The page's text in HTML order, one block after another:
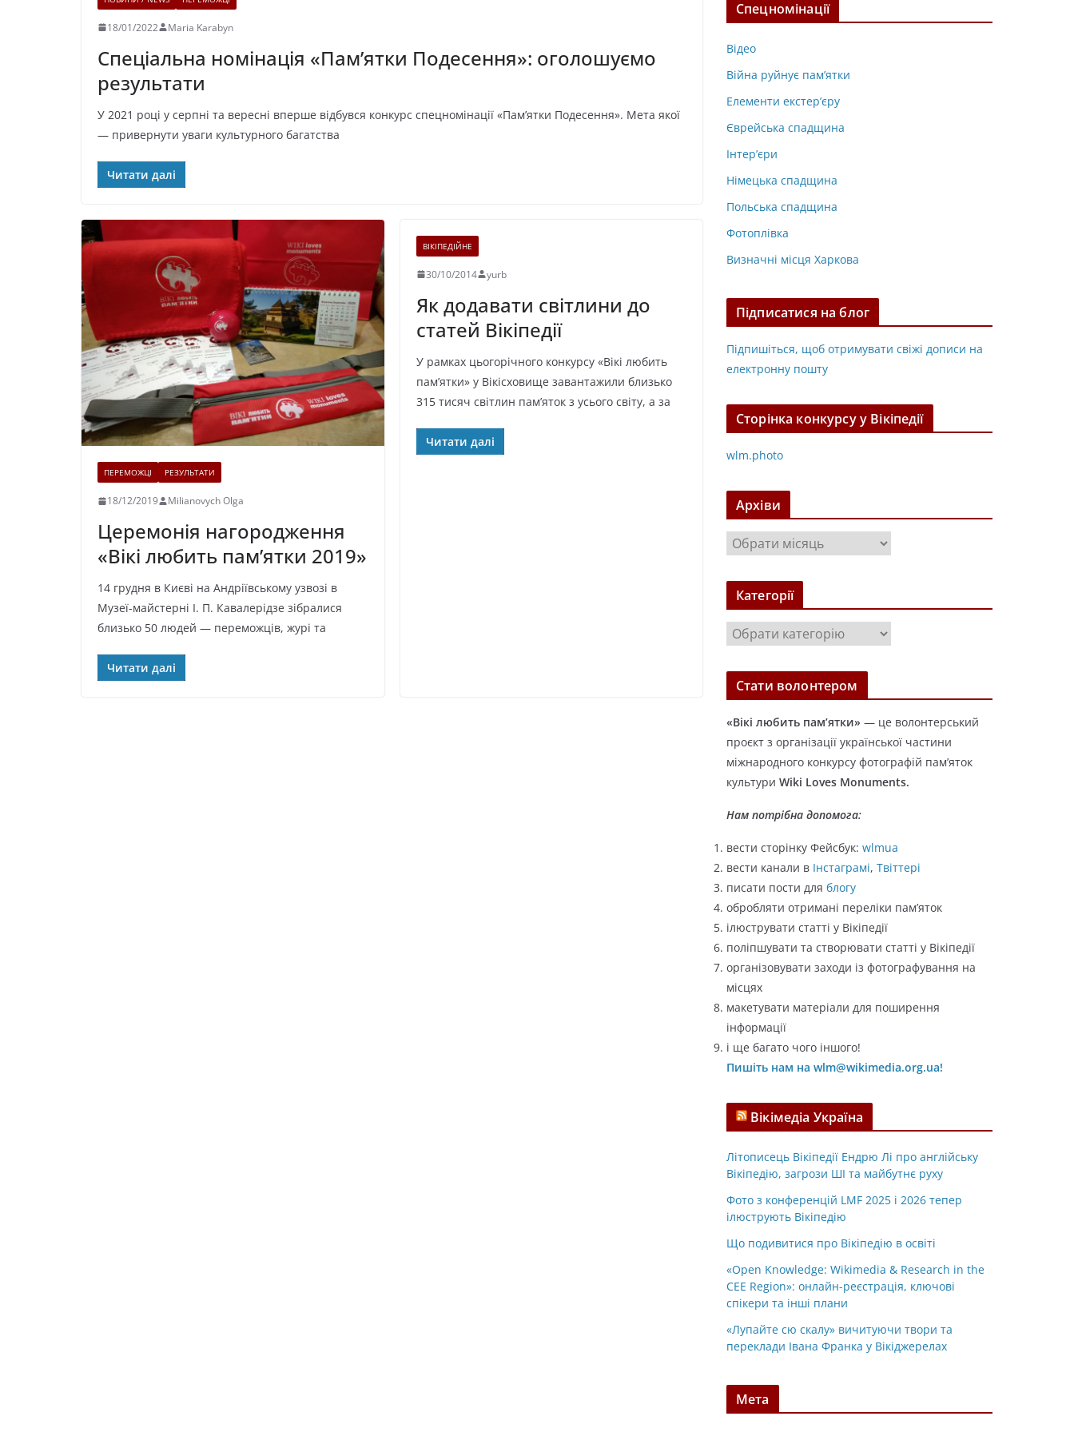
18/01/2022 Maria Karabyn
Спеціальна номінація «Пам’ятки Подесення»: оголошуємо
результати
У 2021 році у серпні та вересні вперше відбувся конкурс спецномінації «Пам’ятки Подесення». Мета якої
— привернути уваги культурного багатства
Читати далі
ПЕРЕМОЖЦІ РЕЗУЛЬТАТИ
18/12/2019 Milianovych Olga
Церемонія нагородження
«Вікі любить пам’ятки 2019»
14 грудня в Києві на Андріївському узвозі в
Музеї-майстерні І. П. Кавалерідзе зібралися
близько 50 людей — переможців, журі та
Читати далі
ВІКІПЕДІЙНЕ
30/10/2014 yurb
Як додавати світлини до
статей Вікіпедії
У рамках цьогорічного конкурсу «Вікі любить
пам’ятки» у Вікісховище завантажили близько
315 тисяч світлин пам’яток з усього світу, а за
Читати далі
Спецномінації
Відео
Війна руйнує пам’ятки
Елементи екстер’єру
Єврейська спадщина
Інтер’єри
Німецька спадщина
Польська спадщина
Фотоплівка
Визначні місця Харкова
Підписатися на блог
Підпишіться, щоб отримувати свіжі дописи на
електронну пошту
Сторінка конкурсу у Вікіпедії
wlm.photo
Архіви
р
х
в
Категорії
а
т
о
р
і
ї
Стати волонтером
«Вікі любить пам’ятки» — це волонтерський
проєкт з організації української частини
міжнародного конкурсу фотографій пам’яток
культури Wiki Loves Monuments.
Нам потрібна допомога:
вести сторінку Фейсбук: wlmua
вести канали в Інстаграмі, Твіттері
писати пости для блогу
обробляти отримані переліки пам’яток
ілюструвати статті у Вікіпедії
поліпшувати та створювати статті у Вікіпедії
організовувати заходи із фотографування на
місцях
макетувати матеріали для поширення
інформації
і ще багато чого іншого!
Пишіть нам на wlm@wikimedia.org.ua!
Вікімедіа Україна
Літописець Вікіпедії Ендрю Лі про англійську
Вікіпедію, загрози ШІ та майбутнє руху
Фото з конференцій LMF 2025 і 2026 тепер
ілюструють Вікіпедію
Що подивитися про Вікіпедію в освіті
«Open Knowledge: Wikimedia & Research in the
CEE Region»: онлайн-реєстрація, ключові
спікери та інші плани
«Лупайте сю скалу» вичитуючи твори та
переклади Івана Франка у Вікіджерелах
Мета